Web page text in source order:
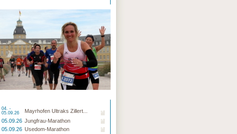
04. -
05.09.26
Mayrhofen Ultraks Zillert...
05.09.26 Jungfrau-Marathon
05.09.26 Usedom-Marathon